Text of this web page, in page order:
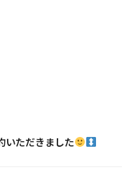
ただきました